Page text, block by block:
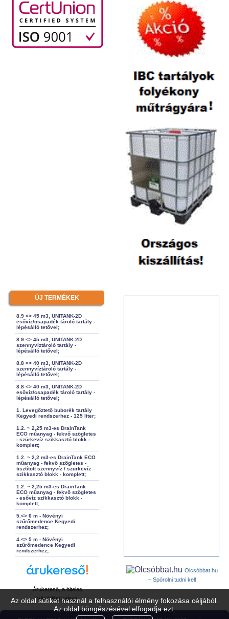
Az oldal sütiket használ a felhasználói élmény fokozása céljából.
Az oldal böngészésével elfogadja ezt.
ÚJ TERMÉKEK
8.9 <> 45 m3, UNITANK-2D
esővíz/csapadék tároló tartály -
lépésálló tetővel;
8.9 <> 45 m3, UNITANK-2D
szennyvíztároló tartály -
lépésálló tetővel;
8.8 <> 40 m3, UNITANK-2D
szennyvíztároló tartály -
lépésálló tetővel;
8.8 <> 40 m3, UNITANK-2D
esővíz/csapadék tároló tartály -
lépésálló tetővel;
1. Levegőztető buborék tartály
Kegyedi rendszerhez - 125 liter;
1.2. ~ 2,25 m3-es DrainTank
ECO műanyag - fekvő szögletes
- szürkevíz szikkasztó blokk -
komplett;
1.2. ~ 2,2 m3-es DrainTank ECO
műanyag - fekvő szögletes -
tisztított szennyvíz / szürkevíz
szikkasztó blokk - komplett;
1.2. ~ 2,25 m3-es DrainTank
ECO műanyag - fekvő szögletes
- esővíz szikkasztó blokk -
komplett;
5.<> 6 m - Növényi
szűrőmedence Kegyedi
rendszerhez;
4.<> 5 m - Növényi
szűrőmedence Kegyedi
rendszerhez;
Árukereső, a hiteles
vásárlási kalauz
Olcsóbbat.hu
– Spórolni tudni kell